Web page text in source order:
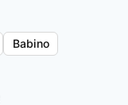
Babino